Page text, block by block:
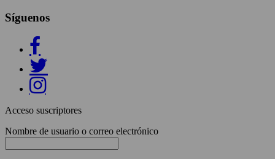
Síguenos
Acceso suscriptores
Nombre de usuario o correo electrónico